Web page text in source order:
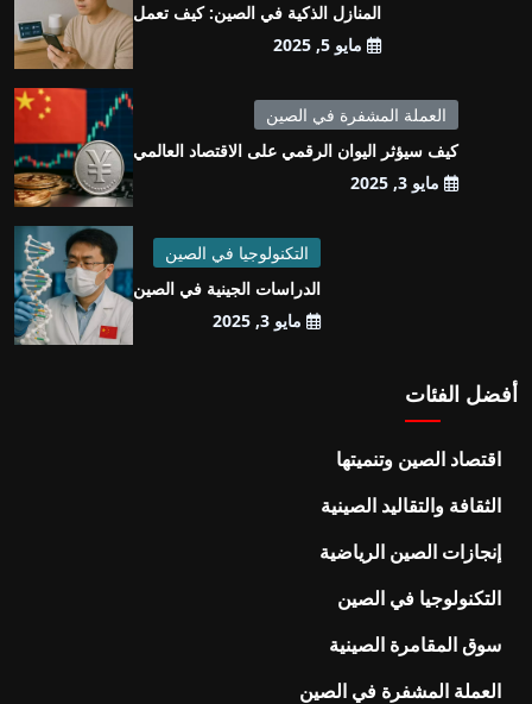
المنازل الذكية في الصين: كيف تعمل
مايو 5, 2025
العملة المشفرة في الصين
كيف سيؤثر اليوان الرقمي على الاقتصاد العالمي
مايو 3, 2025
التكنولوجيا في الصين
الدراسات الجينية في الصين
مايو 3, 2025
أفضل الفئات
اقتصاد الصين وتنميتها
الثقافة والتقاليد الصينية
إنجازات الصين الرياضية
التكنولوجيا في الصين
سوق المقامرة الصينية
العملة المشفرة في الصين